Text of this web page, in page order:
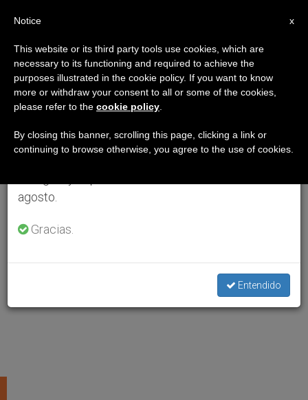
×
Aviso importante
Del 27 de julio al 7 de agosto haremos la pausa
anual, aprovechando que en el periodo de verano
se generan menos informaciones y también el
agosto.
Gracias.
Entendido
x
Notice
This website or its third party tools use cookies, which are
necessary to its functioning and required to achieve the
purposes illustrated in the cookie policy. If you want to know
more or withdraw your consent to all or some of the cookies,
please refer to the cookie policy
By closing this banner, scrolling this page, clicking a link or
continuing to browse otherwise, you agree to the use of cookies.